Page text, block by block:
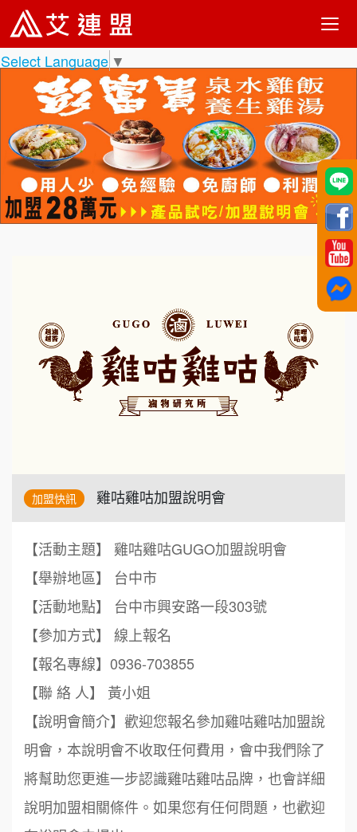
Select Language ▼
加盟快訊 雞咕雞咕加盟說明會
【活動主題】 雞咕雞咕GUGO加盟說明會
【舉辦地區】 台中市
【活動地點】 台中市興安路一段303號
【參加方式】 線上報名
【報名專線】0936-703855
【聯 絡 人】 黃小姐
【說明會簡介】歡迎您報名參加雞咕雞咕加盟說
明會，本說明會不收取任何費用，會中我們除了
將幫助您更進一步認識雞咕雞咕品牌，也會詳細
說明加盟相關條件。如果您有任何問題，也歡迎